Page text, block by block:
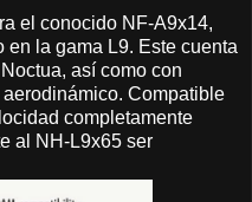
el conocido NF-A9x14,
la gama L9. Este cuenta
así como con
Compatible
completamente
al NH-L9x65 ser